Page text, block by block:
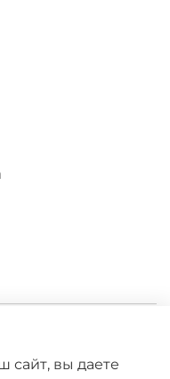
сайт, вы даете